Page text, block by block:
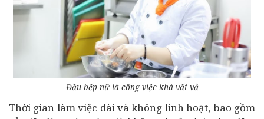
Đầu bếp nữ là công việc khá vất vả
Thời gian làm việc dài và không linh hoạt, bao gồm